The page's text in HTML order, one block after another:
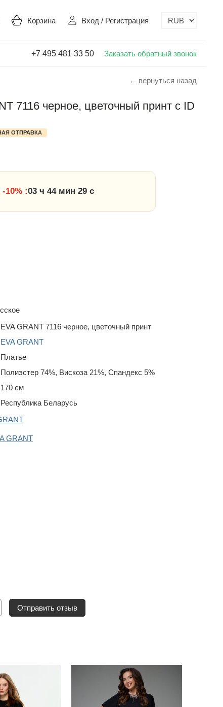
Корзина Вход / Регистрация
+7 495 481 33 50 Заказать обратный звонок
← вернуться назад
7116 черное, цветочный принт с ID
ОТПРАВКА
10% :03 ч 44 мин 28 с
EVA GRANT 7116 черное, цветочный принт
EVA GRANT
Платье
Полиэстер 74%, Вискоза 21%, Спандекс 5%
170 см
Республика Беларусь
GRANT
Отправить отзыв